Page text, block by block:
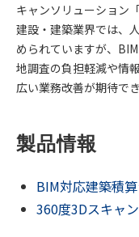
キャンソリューション
建設・建築業界では、
められていますが、
地調査の負担軽減や情
広い業務改善が期待でき
製品情報
BIM対応建築積算
360度3Dスキャ